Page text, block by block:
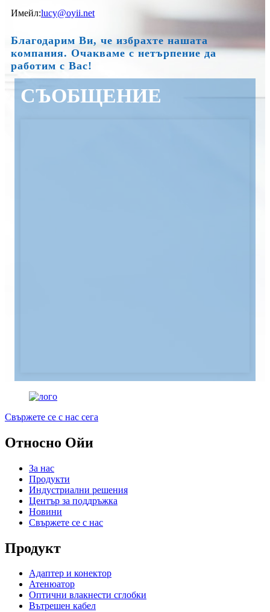
Имейл:lucy@oyii.net
Благодарим Ви, че избрахте нашата
компания. Очакваме с нетърпение да
работим с Вас!
СЪОБЩЕНИЕ
Свържете се с нас сега
Относно Ойи
За нас
Продукти
Индустриални решения
Център за поддръжка
Новини
Свържете се с нас
Продукт
Адаптер и конектор
Атенюатор
Оптични влакнести сглобки
Вътрешен кабел